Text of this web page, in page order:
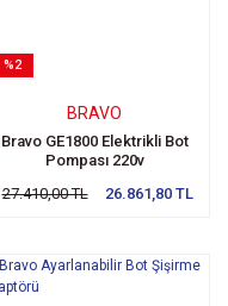
%2
BRAVO
Bravo GE1800 Elektrikli Bot
Pompası 220v
27.410,00 TL
26.861,80 TL